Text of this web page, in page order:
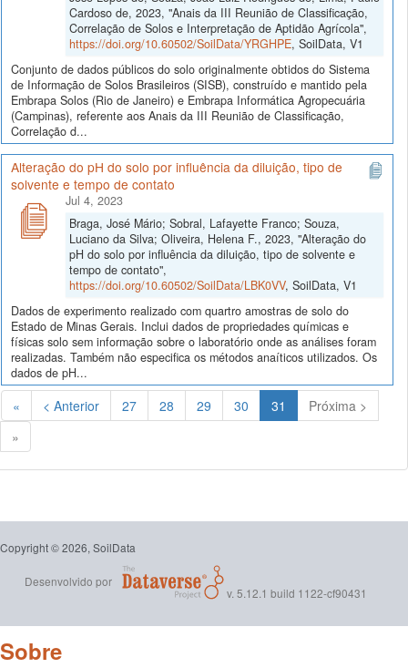
Cardoso de, 2023, "Anais da III Reunião de Classificação,
Correlação de Solos e Interpretação de Aptidão Agrícola",
https://doi.org/10.60502/SoilData/YRGHPE, SoilData, V1
Conjunto de dados públicos do solo originalmente obtidos do Sistema
de Informação de Solos Brasileiros (SISB), construído e mantido pela
Embrapa Solos (Rio de Janeiro) e Embrapa Informática Agropecuária
(Campinas), referente aos Anais da III Reunião de Classificação,
Correlação d...
Alteração do pH do solo por influência da diluição, tipo de
solvente e tempo de contato
Jul 4, 2023
Braga, José Mário; Sobral, Lafayette Franco; Souza,
Luciano da Silva; Oliveira, Helena F., 2023, "Alteração do
pH do solo por influência da diluição, tipo de solvente e
tempo de contato",
https://doi.org/10.60502/SoilData/LBK0VV, SoilData, V1
Dados de experimento realizado com quartro amostras de solo do
Estado de Minas Gerais. Inclui dados de propriedades químicas e
físicas solo sem informação sobre o laboratório onde as análises foram
realizadas. Também não especifica os métodos anaíticos utilizados. Os
dados de pH...
« < Anterior 27 28 29 30 31 (Atual)Próxima >
»
Copyright © 2026, SoilData
Desenvolvido por
v. 5.12.1 build 1122-cf90431
Sobre